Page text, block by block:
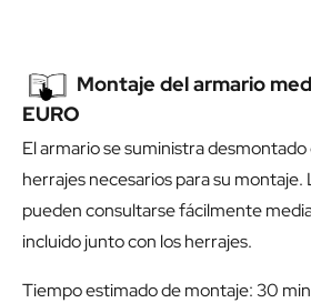
Montaje del armario
EURO
El armario se suministra
herrajes necesarios para su
pueden consultarse fácilmente
incluido junto con los herrajes.
Tiempo estimado de montaje: 30